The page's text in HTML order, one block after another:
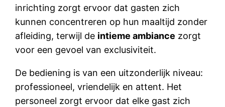
inrichting zorgt ervoor dat gasten zich
kunnen concentreren op hun maaltijd zonder
afleiding, terwijl de intieme ambiance zorgt
voor een gevoel van exclusiviteit.
De bediening is van een uitzonderlijk niveau:
professioneel, vriendelijk en attent. Het
personeel zorgt ervoor dat elke gast zich